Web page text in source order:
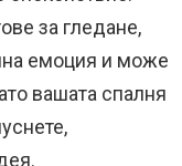
за гледане,
емоция и може
вашата спалня